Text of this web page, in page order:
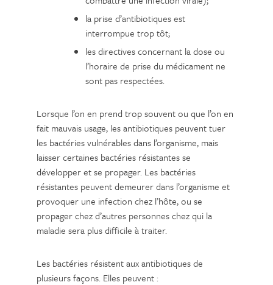
la prise d’antibiotiques est
interrompue trop tôt;
les directives concernant la dose ou
l’horaire de prise du médicament ne
sont pas respectées.
Lorsque l’on en prend trop souvent ou que l’on en
fait mauvais usage, les antibiotiques peuvent tuer
les bactéries vulnérables dans l’organisme, mais
laisser certaines bactéries résistantes se
développer et se propager. Les bactéries
résistantes peuvent demeurer dans l’organisme et
provoquer une infection chez l’hôte, ou se
propager chez d’autres personnes chez qui la
maladie sera plus difficile à traiter.
Les bactéries résistent aux antibiotiques de
plusieurs façons. Elles peuvent :